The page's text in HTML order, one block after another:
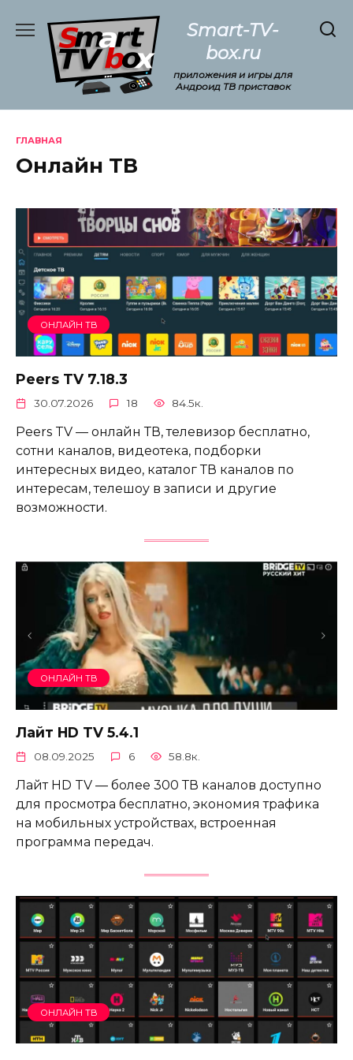
содержанию
Smart-TV-
box.ru
приложения и игры для
Андроид ТВ приставок
ГЛАВНАЯ
Онлайн ТВ
ОНЛАЙН ТВ
Peers TV 7.18.3
30.07.2026 18 84.5к.
Peers TV — онлайн ТВ, телевизор бесплатно,
сотни каналов, видеотека, подборки
интересных видео, каталог ТВ каналов по
интересам, телешоу в записи и другие
возможности.
ОНЛАЙН ТВ
Лайт HD TV 5.4.1
08.09.2025 6 58.8к.
Лайт HD TV — более 300 ТВ каналов доступно
для просмотра бесплатно, экономия трафика
на мобильных устройствах, встроенная
программа передач.
ОНЛАЙН ТВ